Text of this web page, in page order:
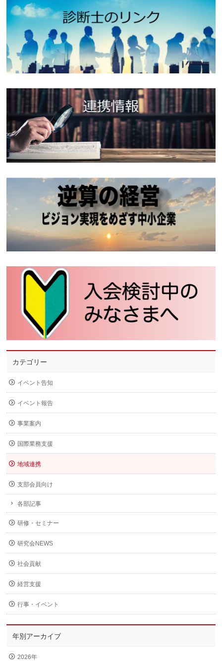
カテゴリー
イベント告知
イベント報告
事業案内
国際業務支援
地域連携
支部会員向け
各部記事
研修・セミナー
研究会NEWS
社会貢献
経営支援
行事・イベント
年別アーカイブ
2026年